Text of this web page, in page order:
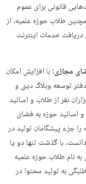
قانونی برای عموم
طلاب حوزه علمیه، از
دریافت خدمات اینترنت
با افزایش امکان
توسعه وبلاگ دینی و
نفر از طلاب و اساتید
اساتید حوزه به فضای
جزء پیشگامان تولید در
با گذشت تنها دو یا
به نام طلاب حوزه علمیه
به تولید محتوا در